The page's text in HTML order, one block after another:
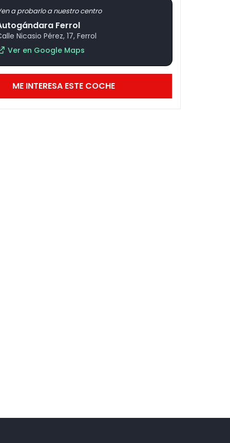
a probarlo a nuestro centro
Ferrol
Nicasio Pérez, 17, Ferrol
Ver en Google Maps
ME INTERESA ESTE COCHE